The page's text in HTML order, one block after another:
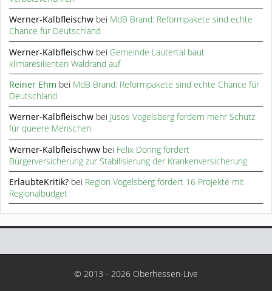
Werner-Kalbfleischw bei MdB Brand: Reformpakete sind echte
Chance für Deutschland
Werner-Kalbfleischw bei Gemeinde Lautertal baut
klimaresilienten Waldrand auf
Reiner Ehm bei MdB Brand: Reformpakete sind echte Chance für
Deutschland
Werner-Kalbfleischw bei Jusos Vogelsberg fordern mehr Schutz
für queere Menschen
Werner-Kalbfleischww bei Felix Döring fordert
Bürgerversicherung zur Stabilisierung der Krankenversicherung
ErlaubteKritik? bei Region Vogelsberg fördert 16 Projekte mit
Regionalbudget
© 2013 - 2026 Oberhessen-Live